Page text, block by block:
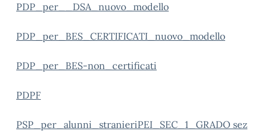
PDP_per__DSA_nuovo_modello
PDP_per_BES_CERTIFICATI_nuovo_modello
PDP_per_BES-non_certificati
PDPF
PSP_per_alunni_stranieriPEI_SEC_1_GRADO sez